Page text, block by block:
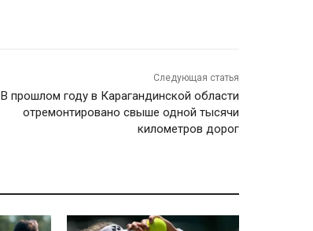
Следующая статья
В прошлом году в Карагандинской области
отремонтировано свыше одной тысячи
километров дорог